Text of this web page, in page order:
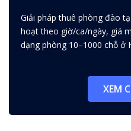
Cách chọn giải
đào tạo ngắn
phí và linh hoạt
Giải pháp thuê phòng đào
hoạt theo giờ/ca/ngày, giá
dạng phòng 10–1000 chỗ ở
XEM